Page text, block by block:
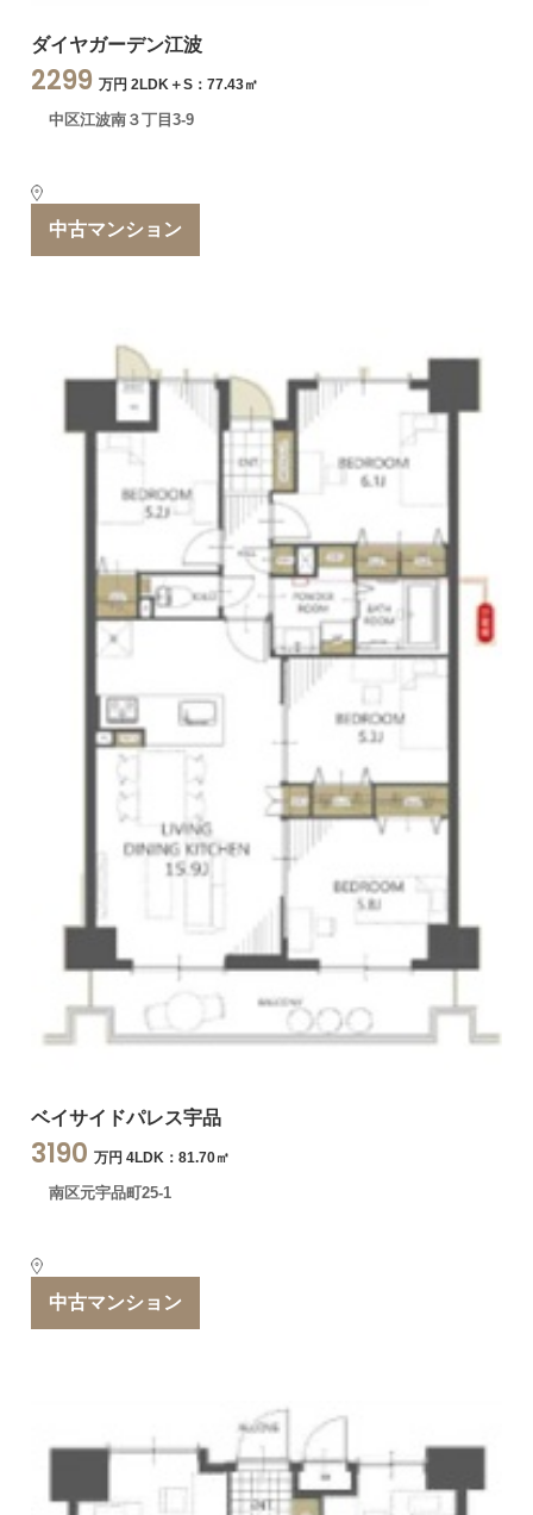
ダイヤガーデン江波
2299 万円 2LDK＋S：77.43㎡
中区江波南３丁目3-9
中古マンション
ベイサイドパレス宇品
3190 万円 4LDK：81.70㎡
南区元宇品町25-1
中古マンション